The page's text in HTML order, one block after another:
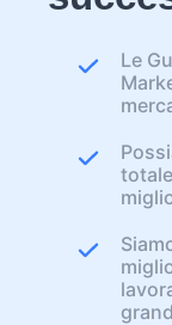
Le